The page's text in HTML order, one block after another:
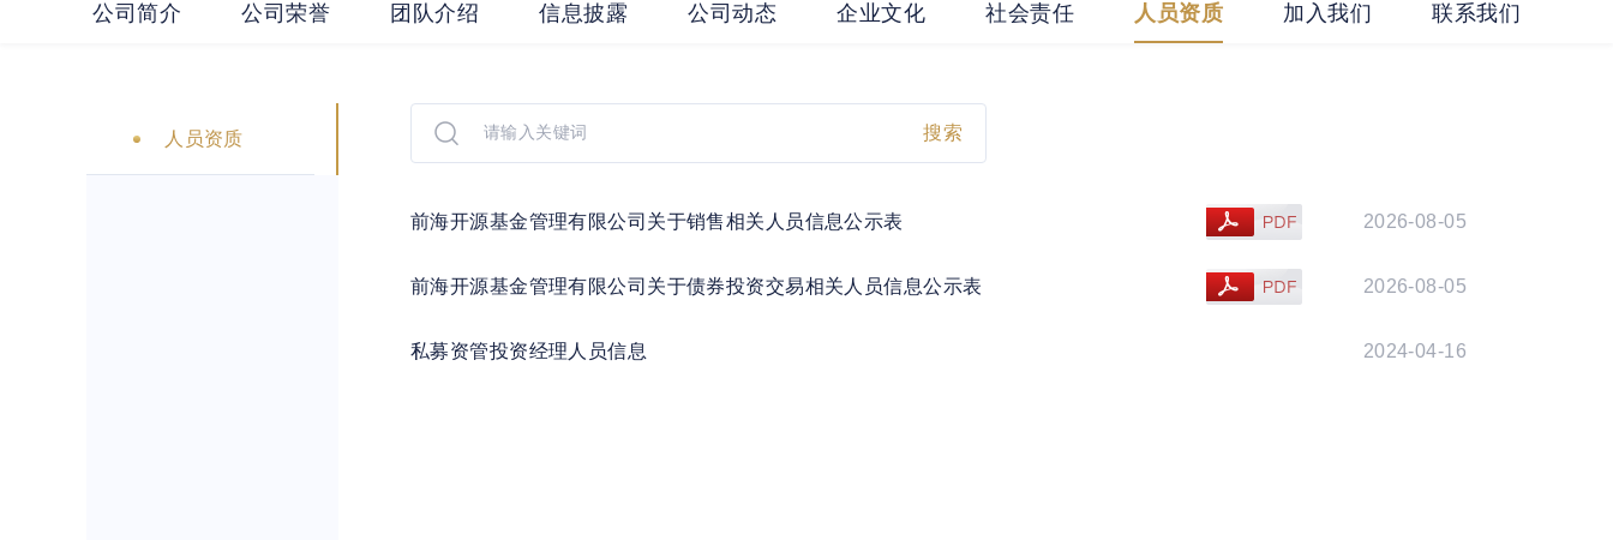
公司简介 公司荣誉 团队介绍 信息披露 公司动态 企业文化 社会责任 人员资质 加入我们 联系我们
人员资质 搜索
前海开源基金管理有限公司关于销售相关人员信息公示表 查看文件 2026-08-05
前海开源基金管理有限公司关于债券投资交易相关人员信息公示表 查看文件 2026-08-05
私募资管投资经理人员信息 2024-04-16